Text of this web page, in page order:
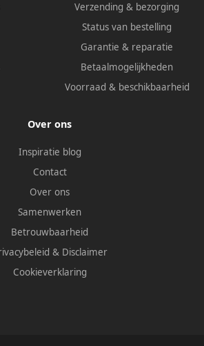
Verzending & bezorging
Status van bestelling
Garantie & reparatie
Betaalmogelijkheden
Voorraad & beschikbaarheid
Over ons
Inspiratie blog
Contact
Over ons
Samenwerken
Betrouwbaarheid
& Disclaimer
Cookieverklaring